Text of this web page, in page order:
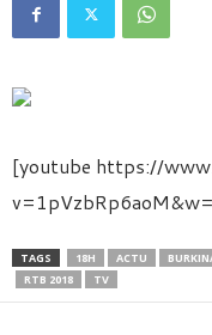
[youtube https://
TAGS 18H ACTU
RTB 2018
TV